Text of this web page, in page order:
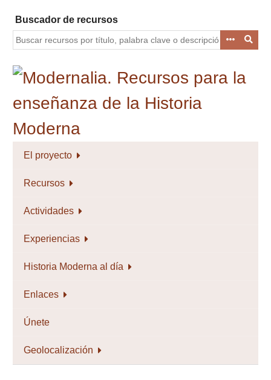
contenido
principal
Buscador de recursos
El proyecto
Recursos
Actividades
Experiencias
Historia Moderna al día
Enlaces
Únete
Geolocalización